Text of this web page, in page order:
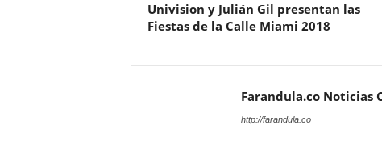
Univision y Julián Gil presentan las
Fiestas de la Calle Miami 2018
Farandula.co Noticias
http://farandula.co